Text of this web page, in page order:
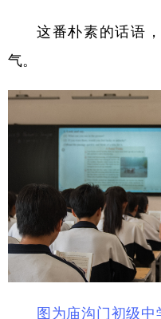
这番朴素的话语
气。
图为庙沟门初级